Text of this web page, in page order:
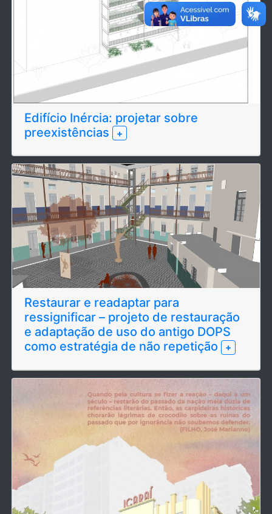
Edifício Inércia: projetar sobre
preexistências
+
Restaurar e readaptar para
ressignificar – projeto de restauração
e adaptação de uso do antigo DOPS
como estratégia de não repetição
+